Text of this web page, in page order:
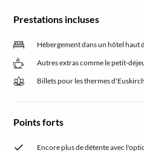
Prestations incluses
Hébergement dans un hôtel haut
Autres extras comme le petit-
Billets pour les thermes
Points forts
Encore plus de détente avec